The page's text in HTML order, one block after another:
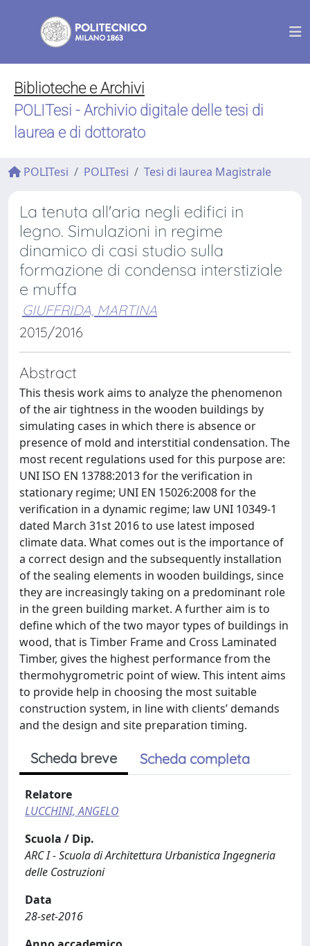
Biblioteche e Archivi
POLITesi - Archivio digitale delle tesi di
laurea e di dottorato
POLITesi POLITesi Tesi di laurea Magistrale
La tenuta all'aria negli edifici in
legno. Simulazioni in regime
dinamico di casi studio sulla
formazione di condensa interstiziale
e muffa
GIUFFRIDA, MARTINA
2015/2016
Abstract
This thesis work aims to analyze the phenomenon
of the air tightness in the wooden buildings by
simulating cases in which there is absence or
presence of mold and interstitial condensation. The
most recent regulations used for this purpose are:
UNI ISO EN 13788:2013 for the verification in
stationary regime; UNI EN 15026:2008 for the
verification in a dynamic regime; law UNI 10349-1
dated March 31st 2016 to use latest imposed
climate data. What comes out is the importance of
a correct design and the subsequently installation
of the sealing elements in wooden buildings, since
they are increasingly taking on a predominant role
in the green building market. A further aim is to
define which of the two mayor types of buildings in
wood, that is Timber Frame and Cross Laminated
Timber, gives the highest performance from the
thermohygrometric point of wiew. This intent aims
to provide help in choosing the most suitable
construction system, in line with clients’ demands
and the design and site preparation timing.
Scheda breve Scheda completa
Relatore
LUCCHINI, ANGELO
Scuola / Dip.
ARC I - Scuola di Architettura Urbanistica Ingegneria
delle Costruzioni
Data
28-set-2016